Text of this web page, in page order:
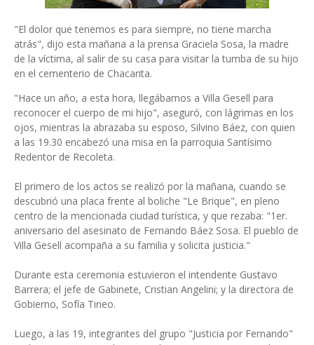
"El dolor que tenemos es para siempre, no tiene marcha
atrás", dijo esta mañana a la prensa Graciela Sosa, la madre
de la víctima, al salir de su casa para visitar la tumba de su hijo
en el cementerio de Chacarita.
"Hace un año, a esta hora, llegábamos a Villa Gesell para
reconocer el cuerpo de mi hijo", aseguró, con lágrimas en los
ojos, mientras la abrazaba su esposo, Silvino Báez, con quien
a las 19.30 encabezó una misa en la parroquia Santísimo
Redentor de Recoleta.
El primero de los actos se realizó por la mañana, cuando se
descubrió una placa frente al boliche "Le Brique", en pleno
centro de la mencionada ciudad turística, y que rezaba: "1er.
aniversario del asesinato de Fernando Báez Sosa. El pueblo de
Villa Gesell acompaña a su familia y solicita justicia."
Durante esta ceremonia estuvieron el intendente Gustavo
Barrera; el jefe de Gabinete, Cristian Angelini; y la directora de
Gobierno, Sofía Tineo.
Luego, a las 19, integrantes del grupo "Justicia por Fernando"